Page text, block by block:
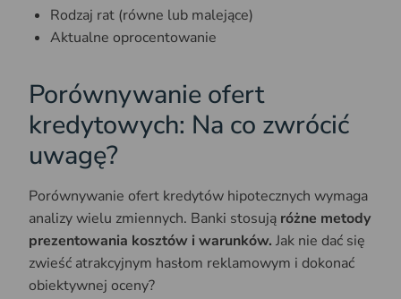
Rodzaj rat (równe lub malejące)
Aktualne oprocentowanie
Porównywanie ofert
kredytowych: Na co zwrócić
uwagę?
Porównywanie ofert kredytów hipotecznych wymaga
analizy wielu zmiennych. Banki stosują różne metody
prezentowania kosztów i warunków. Jak nie dać się
zwieść atrakcyjnym hasłom reklamowym i dokonać
obiektywnej oceny?